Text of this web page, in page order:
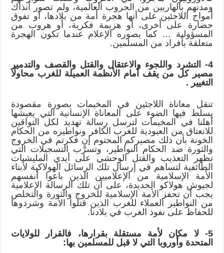
ومدنهم بالهاربين من الحروب العالمية، ولم تصور آنذاك
أمواج اللاجئين على أنها هجرة أمة من بلادها، أو تفوق
حضارة على أخرى، أو هزيمة فكرية، أو هروب من
المسؤولية … كما يصوره الإعلام عندما تكون الهجرة
متعلقة بأفراد من المسلمين.
4- التشرد واللجوء والاعتقال والقتل والقصف والتدمير
مصير كل من يقف أمام الأنظمة العميلة للغرب محاولًا
التغيير .
تنقل معاناة اللاجئين في المخيمات بصورة مقصودة
يسلط فيها الضوء على المعاناة الإنسانية التي يعيشها
أهلنا في المخيمات لترسل رسالة تهديد لكل التواقين
للانعتاق من العبودية للغرب الكافر ونواطيره من الحكام
الخونة بأن ذلك مصيركم المحتوم إن فكرتم في الخروج
والثورة ضد الحكام النواطير، وتسرَّب التسجيلات التي
تظهر التعذيب والقتل الوحشي على أيدي المليشيات
الطائفية لتساهم في إرسال تلك الرسائل الهولاكية لأبناء
الأمة الإسلامية من الإعلاميين الذين باعوا أنفسهم
لجيوش هولاكو الجديدة، على أن تلك الرسالة الإعلامية
يجب أن تحفز الأمة الإسلامية للخروج والثورة والتخلص
من النواطير العملاء للغرب الذين قتلوا الأمة وشردوها
للحفاظ على نفوذ الغرب في بلادنا.
5- لا مكان لأمة مستقلة بقرارها، فالقرار للولايات
المتحدة وأوروبا التي لا قبل للمسلمين بها: